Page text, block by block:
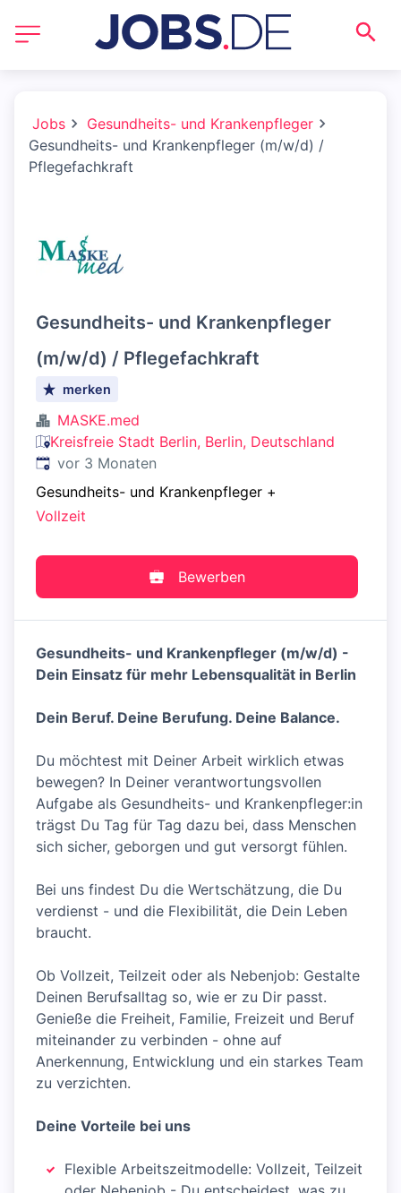
Jobs
Gesundheits- und Krankenpfleger
Gesundheits- und Krankenpfleger (m/w/d) /
Pflegefachkraft
Gesundheits- und Krankenpfleger
(m/w/d) / Pflegefachkraft
merken
MASKE.med
Kreisfreie Stadt Berlin, Berlin, Deutschland
Veröffentlicht:
vor 3 Monaten
Gesundheits- und Krankenpfleger +
Vollzeit
Bewerben
Gesundheits- und Krankenpfleger (m/w/d) -
Dein Einsatz für mehr Lebensqualität in Berlin
Dein Beruf. Deine Berufung. Deine Balance.
Du möchtest mit Deiner Arbeit wirklich etwas
bewegen? In Deiner verantwortungsvollen
Aufgabe als Gesundheits- und Krankenpfleger:in
trägst Du Tag für Tag dazu bei, dass Menschen
sich sicher, geborgen und gut versorgt fühlen.
Bei uns findest Du die Wertschätzung, die Du
verdienst - und die Flexibilität, die Dein Leben
braucht.
Ob Vollzeit, Teilzeit oder als Nebenjob: Gestalte
Deinen Berufsalltag so, wie er zu Dir passt.
Genieße die Freiheit, Familie, Freizeit und Beruf
miteinander zu verbinden - ohne auf
Anerkennung, Entwicklung und ein starkes Team
zu verzichten.
Deine Vorteile bei uns
Flexible Arbeitszeitmodelle: Vollzeit, Teilzeit